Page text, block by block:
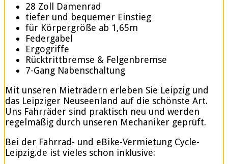
28 Zoll Damenrad
tiefer und bequemer Einstieg
für Körpergröße ab 1,65m
Federgabel
Ergogriffe
Rücktrittbremse & Felgenbremse
7-Gang Nabenschaltung
Mit unseren Mieträdern erleben Sie Leipzig und
das Leipziger Neuseenland auf die schönste Art.
Uns Fahrräder sind praktisch neu und werden
regelmäßig durch unseren Mechaniker geprüft.
Bei der Fahrrad- und eBike-Vermietung Cycle-
Leipzig.de ist vieles schon inklusive: